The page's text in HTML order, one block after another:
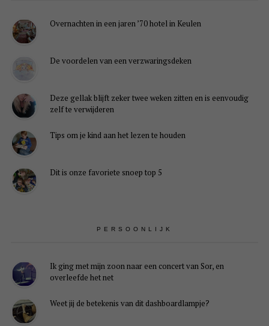
Overnachten in een jaren ’70 hotel in Keulen
De voordelen van een verzwaringsdeken
Deze gellak blijft zeker twee weken zitten en is eenvoudig
zelf te verwijderen
Tips om je kind aan het lezen te houden
Dit is onze favoriete snoep top 5
PERSOONLIJK
Ik ging met mijn zoon naar een concert van Sor, en
overleefde het net
Weet jij de betekenis van dit dashboardlampje?